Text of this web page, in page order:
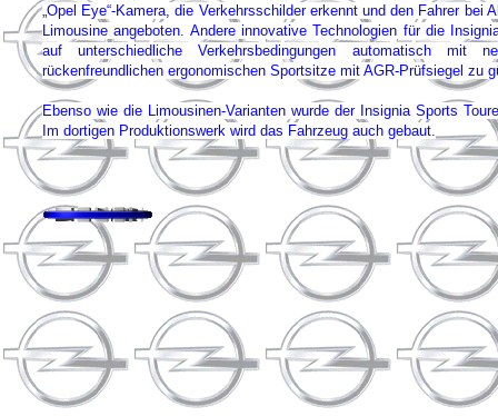
„Opel Eye“-Kamera, die Verkehrsschilder erkennt und den Fahrer
Limousine angeboten. Andere innovative Technologien für die
auf unterschiedliche Verkehrsbedingungen automatisch mit
rückenfreundlichen ergonomischen Sportsitze mit AGR-Prüfsiegel zu
Ebenso wie die Limousinen-Varianten wurde der Insignia Sports
Im dortigen Produktionswerk wird das Fahrzeug auch gebaut.